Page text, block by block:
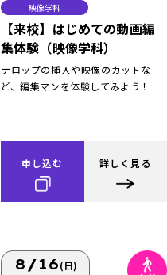
映像学科
【来校】はじめての動画編
集体験（映像学科）
テロップの挿入や映像のカットな
ど、編集マンを体験してみよう！
申し込む 詳しく見る
8/16(日)